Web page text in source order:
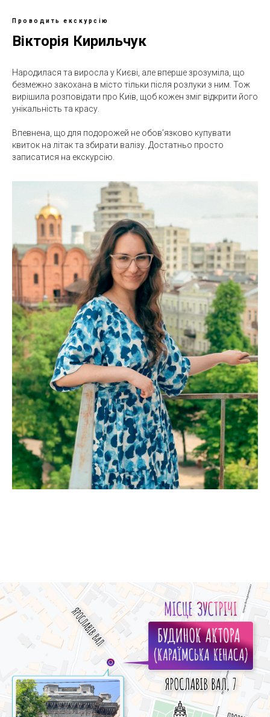
Проводить екскурсію
Вікторія Кирильчук
Народилася та виросла у Києві, але вперше зрозуміла, що
безмежно закохана в місто тільки після розлуки з ним. Тож
вирішила розповідати про Київ, щоб кожен зміг відкрити його
унікальність та красу.
Впевнена, що для подорожей не обов’язково купувати
квиток на літак та збирати валізу. Достатньо просто
записатися на екскурсію.